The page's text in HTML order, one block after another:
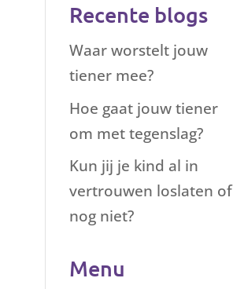
Recente blogs
Waar worstelt jouw
tiener mee?
Hoe gaat jouw tiener
om met tegenslag?
Kun jij je kind al in
vertrouwen loslaten of
nog niet?
Menu